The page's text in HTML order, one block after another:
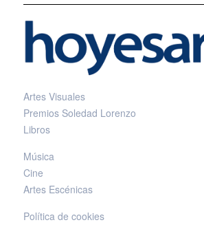
Artes Visuales
Premios Soledad Lorenzo
Libros
Música
Cine
Artes Escénicas
Política de cookies